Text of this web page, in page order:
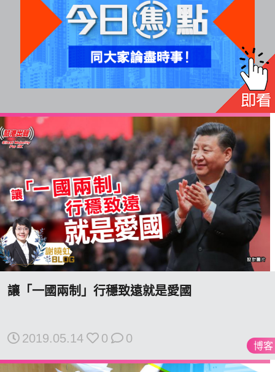
博客
讓「一國兩制」行穩致遠就是愛國
2019.05.14 0 0